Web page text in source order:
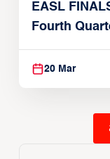
EASL
Fourth
Reach
20 Mar